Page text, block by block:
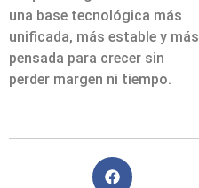
una base tecnológica más
unificada, más estable y más
pensada para crecer sin
perder margen ni tiempo.